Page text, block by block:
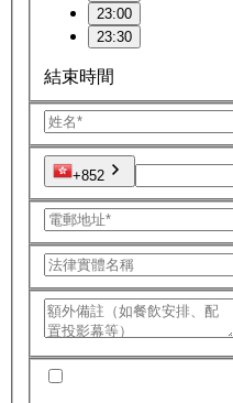
23:00
23:30
結束時間
+852